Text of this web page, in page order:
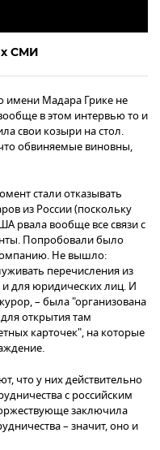
СМИ
имени Мадара Грике не
в этом интервью то и
свои козыри на стол.
обвиняемые виновны,
стали отказывать
из России (поскольку
рвала вообще все связи с
Попробовали было
Не вышло:
перечисления из
и для юридических лиц. И
– была "организована
открытия там
карточек", на которые
что у них действительно
с российским
заключила
– значит, оно и